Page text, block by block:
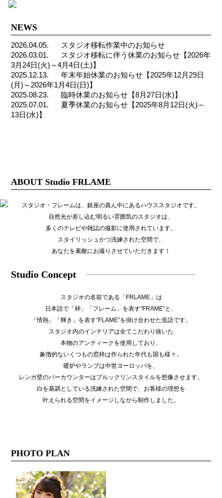
NEWS
2026.04.05.
スタジオ移転作業中のお知らせ
2026.03.01.
スタジオ移転に伴う休業のお知らせ【2026年
3月24日(火)～4月4日(土)】
2025.12.13.
年末年始休業のお知らせ【2025年12月29日
(月)～2026年1月4日(日)】
2025.08.23.
臨時休業のお知らせ【8月27日(水)】
2025.07.01.
夏季休業のお知らせ【2025年8月12日(火)～
13日(水)】
ABOUT Studio FRLAME
スタジオ・フレームは、銀座の真ん中にあるハウススタジオです。
自然光が差し込む明るい雰囲気のスタジオは、
多くのテレビや雑誌の撮影に使用されています。
スタイリッシュかつ洗練された空間で、
あなたを素敵にお撮りさせていただきます！
Studio Concept
スタジオの名前である「FRLAME」は
日本語で「枠」「フレーム」を表す“FRAME”と、
「情熱」「輝き」を表す“FLAME”を掛け合わせた造語です。
スタジオ内のインテリアは全てこだわり抜いた
本物のアンティークを使用しており、
象徴的ないくつもの窓枠は作られた年代も国も様々。
暖炉やランプは中世ヨーロッパを、
レンガ壁のバーカウンターはブルックリンスタイルを想像させます。
白を基調としている洗練された空間で、お客様の理想を
叶えられる空間をイメージしながら制作しました。
PHOTO PLAN